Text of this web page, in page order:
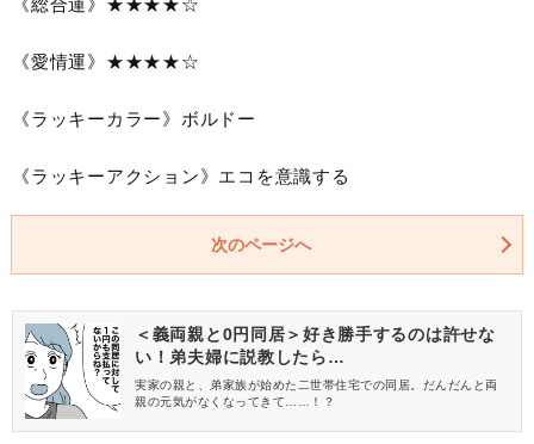
《総合運》★★★★☆
《愛情運》★★★★☆
《ラッキーカラー》ボルドー
《ラッキーアクション》エコを意識する
次のページへ
＜義両親と0円同居＞好き勝手するのは許せな
い！弟夫婦に説教したら…
実家の親と、弟家族が始めた二世帯住宅での同居。だんだんと両
親の元気がなくなってきて……！？